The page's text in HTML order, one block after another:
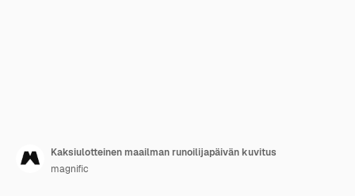
Kaksiulotteinen maailman runoilijapäivän kuvitus
magnific